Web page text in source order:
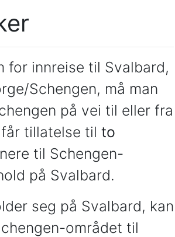
for innreise til Svalbard,
Schengen, må man
på vei til eller fra
tillatelse til to
til Schengen-
på Svalbard.
seg på Svalbard, kan
området til